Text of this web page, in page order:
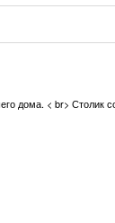
дома. < br> Столик